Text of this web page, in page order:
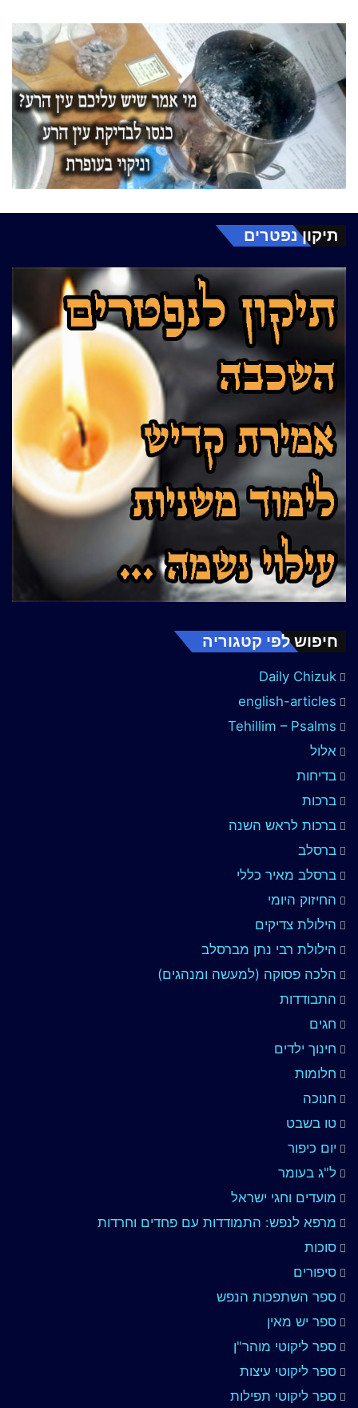
תיקון נפטרים
חיפוש לפי קטגוריה
Daily Chizuk
english-articles
Tehillim – Psalms
אלול
בדיחות
ברכות
ברכות לראש השנה
ברסלב
ברסלב מאיר כללי
החיזוק היומי
הילולת צדיקים
הילולת רבי נתן מברסלב
הלכה פסוקה (למעשה ומנהגים)
התבודדות
חגים
חינוך ילדים
חלומות
חנוכה
טו בשבט
יום כיפור
ל"ג בעומר
מועדים וחגי ישראל
מרפא לנפש: התמודדות עם פחדים וחרדות
סוכות
סיפורים
ספר השתפכות הנפש
ספר יש מאין
ספר ליקוטי מוהר"ן
ספר ליקוטי עיצות
ספר ליקוטי תפילות